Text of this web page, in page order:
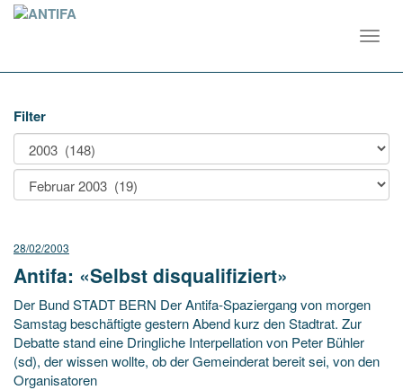
Filter
28/02/2003
Antifa: «Selbst disqualifiziert»
Der Bund STADT BERN Der Antifa-Spaziergang von morgen
Samstag beschäftigte gestern Abend kurz den Stadtrat. Zur
Debatte stand eine Dringliche Interpellation von Peter Bühler
(sd), der wissen wollte, ob der Gemeinderat bereit sei, von den
Organisatoren